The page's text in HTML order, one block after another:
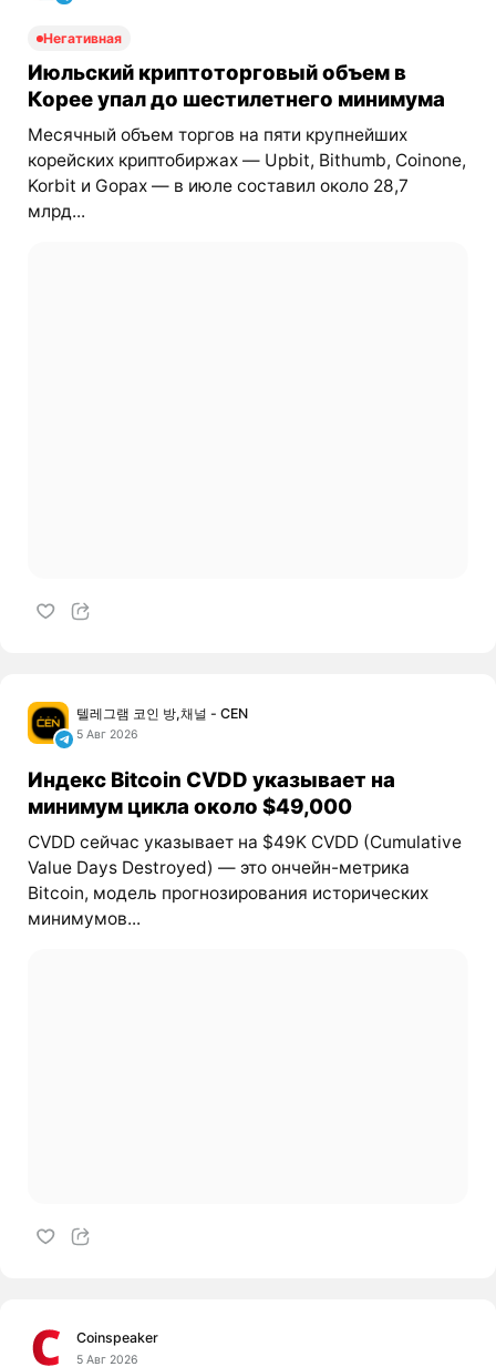
Негативная
Июльский криптоторговый объем в
Корее упал до шестилетнего минимума
Месячный объем торгов на пяти крупнейших
корейских криптобиржах — Upbit, Bithumb, Coinone,
Korbit и Gopax — в июле составил около 28,7
млрд...
텔레그램 코인 방,채널 - CEN
5 Авг 2026
Индекс Bitcoin CVDD указывает на
минимум цикла около $49,000
CVDD сейчас указывает на $49K CVDD (Cumulative
Value Days Destroyed) — это ончейн-метрика
Bitcoin, модель прогнозирования исторических
минимумов...
Coinspeaker
5 Авг 2026